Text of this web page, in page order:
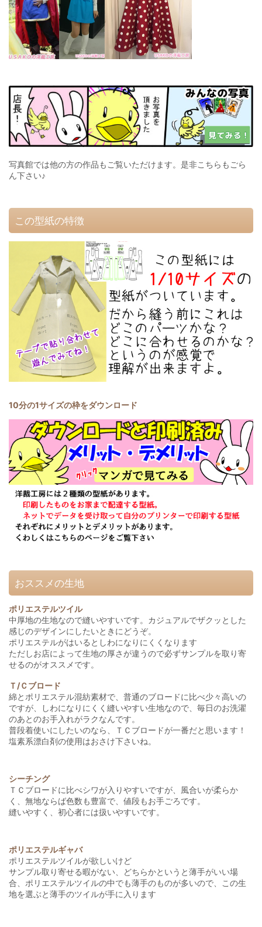
写真館では他の方の作品もご覧いただけます。是非こちらもごら
ん下さい♪
この型紙の特徴
10分の1サイズの枠をダウンロード
おススメの生地
ポリエステルツイル
中厚地の生地なので縫いやすいです。カジュアルでザクッとした
感じのデザインにしたいときにどうぞ。
ポリエステルがはいるとしわになりにくくなります
ただしお店によって生地の厚さが違うので必ずサンプルを取り寄
せるのがオススメです。
Ｔ/Ｃブロード
綿とポリエステル混紡素材で、普通のブロードに比べ少々高いの
ですが、しわになりにくく縫いやすい生地なので、毎日のお洗濯
のあとのお手入れがラクなんです。
普段着使いにしたいのなら、ＴＣブロードが一番だと思います！
塩素系漂白剤の使用はおさけ下さいね。
シーチング
ＴＣブロードに比べシワが入りやすいですが、風合いが柔らか
く、無地ならば色数も豊富で、値段もお手ごろです。
縫いやすく、初心者には扱いやすいです。
ポリエステルギャバ
ポリエステルツイルが欲しいけど
サンプル取り寄せる暇がない、どちらかというと薄手がいい場
合、ポリエステルツイルの中でも薄手のものが多いので、この生
地を選ぶと薄手のツイルが手に入ります